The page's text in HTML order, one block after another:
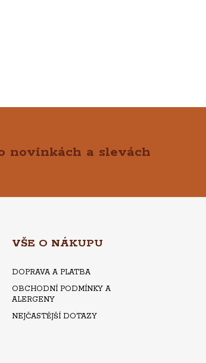
novinkách a slevách
VŠE O NÁKUPU
DOPRAVA A PLATBA
OBCHODNÍ PODMÍNKY A
ALERGENY
NEJČASTĚJŠÍ DOTAZY